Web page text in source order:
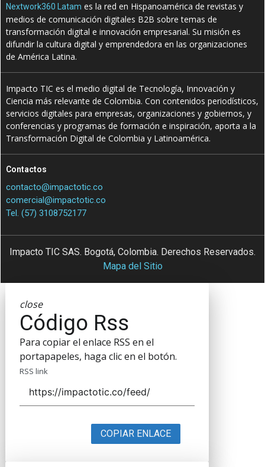
Nextwork360 Latam es la red en Hispanoamérica de revistas y
medios de comunicación digitales B2B sobre temas de
transformación digital e innovación empresarial. Su misión es
difundir la cultura digital y emprendedora en las organizaciones
de América Latina.
Impacto TIC es el medio digital de Tecnología, Innovación y
Ciencia más relevante de Colombia. Con contenidos periodísticos,
servicios digitales para empresas, organizaciones y gobiernos, y
conferencias y programas de formación e inspiración, aporta a la
Transformación Digital de Colombia y Latinoamérica.
Contactos
contacto@impactotic.co
comercial@impactotic.co
Tel. (57) 3108752177
Impacto TIC SAS. Bogotá, Colombia. Derechos Reservados.
Mapa del Sitio
close
Código Rss
Para copiar el enlace RSS en el
portapapeles, haga clic en el botón.
RSS link
COPIAR ENLACE